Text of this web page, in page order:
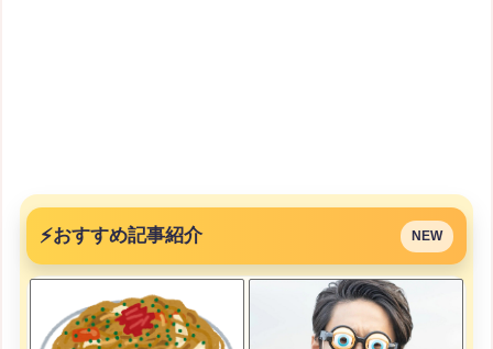
⚡おすすめ記事紹介 NEW